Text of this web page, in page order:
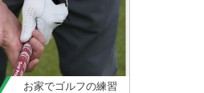
お家でゴルフの練習